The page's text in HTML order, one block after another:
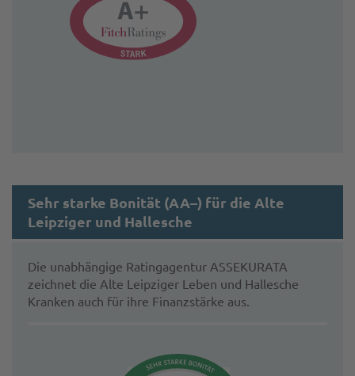
Sehr starke Bonität (AA–) für die Alte
Leipziger und Hallesche
Die unabhängige Ratingagentur ASSEKURATA
zeichnet die Alte Leipziger Leben und Hallesche
Kranken auch für ihre Finanzstärke aus.